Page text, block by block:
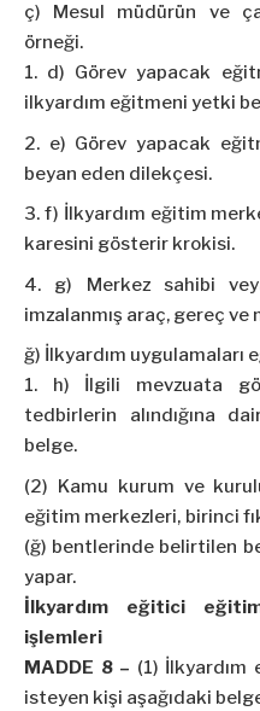
ç) Mesul müdürün ve
örneği.
d) Görev yapacak
ilkyardım eğitmeni yetki
e) Görev yapacak
beyan eden dilekçesi.
f) İlkyardım eğitim
karesini gösterir krokisi.
g) Merkez sahibi
imzalanmış araç, gereç ve
ğ) İlkyardım uygulamaları
h) İlgili mevzuata
tedbirlerin alındığına
belge.
(2) Kamu kurum ve
eğitim merkezleri, birinci
(ğ) bentlerinde belirtilen
yapar.
İlkyardım eğitici
işlemleri
MADDE 8 – (1)
isteyen kişi aşağıdaki